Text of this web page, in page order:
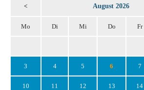
< August 2026
Mo Di Mi Do Fr
3 4 5 6 7
10 11 12 13 14